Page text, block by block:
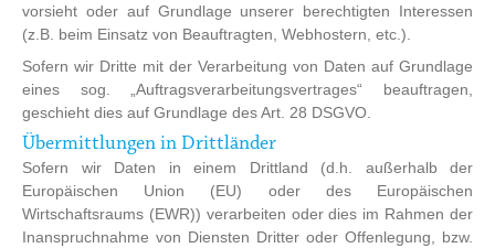
vorsieht oder auf Grundlage unserer berechtigten Interessen
(z.B. beim Einsatz von Beauftragten, Webhostern, etc.).
Sofern wir Dritte mit der Verarbeitung von Daten auf Grundlage
eines sog. „Auftragsverarbeitungsvertrages“ beauftragen,
geschieht dies auf Grundlage des Art. 28 DSGVO.
Übermittlungen in Drittländer
Sofern wir Daten in einem Drittland (d.h. außerhalb der
Europäischen Union (EU) oder des Europäischen
Wirtschaftsraums (EWR)) verarbeiten oder dies im Rahmen der
Inanspruchnahme von Diensten Dritter oder Offenlegung, bzw.